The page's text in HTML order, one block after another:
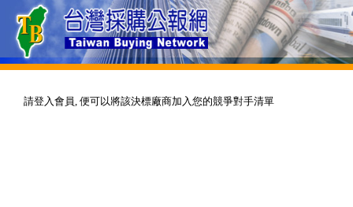
請登入會員, 便可以將該決標廠商加入您的競爭對手清單